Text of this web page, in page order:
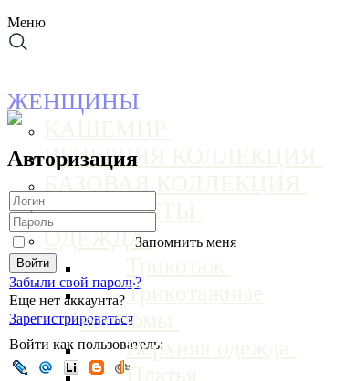
Меню
ЖЕНЩИНЫ
ВЕЧЕРНЯЯ КОЛЛЕКЦИЯ
КОМПЛЕКТЫ
ОДЕЖДА
Трикотажные
костюмы
Верхняя одежда
Платья
Авторизация
Запомнить меня
Забыли свой пароль?
Еще нет аккаунта?
Зарегистрироваться
Войти как пользователь: